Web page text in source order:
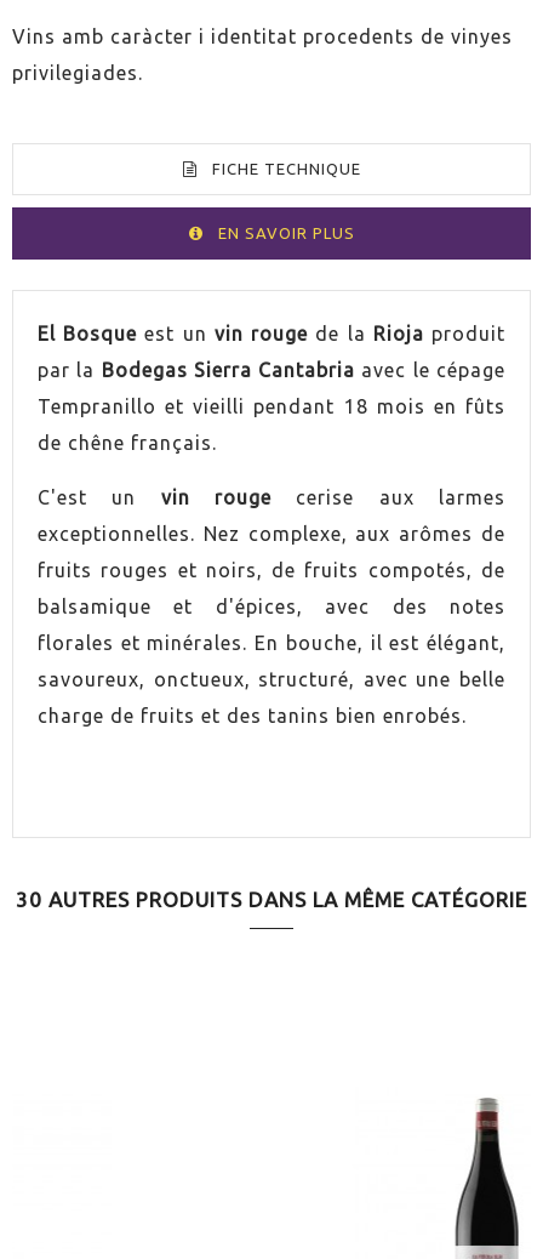
Vins amb caràcter i identitat procedents de vinyes
privilegiades.
FICHE TECHNIQUE
EN SAVOIR PLUS
VOLUMEN 75cl
GRADUACIÓN
ORIGEN Rioja
VINO Rouge
ENVEJECIMIENTO Vieilli en bois
El Bosque est un vin rouge de la Rioja produit
par la Bodegas Sierra Cantabria avec le cépage
Tempranillo et vieilli pendant 18 mois en fûts
de chêne français.
C'est un vin rouge cerise aux larmes
exceptionnelles. Nez complexe, aux arômes de
fruits rouges et noirs, de fruits compotés, de
balsamique et d'épices, avec des notes
florales et minérales. En bouche, il est élégant,
savoureux, onctueux, structuré, avec une belle
charge de fruits et des tanins bien enrobés.
30 AUTRES PRODUITS DANS LA MÊME CATÉGORIE